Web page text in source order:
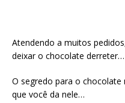
Atendendo a muitos
deixar o chocolate derreter…
O segredo para o
que você da nele…